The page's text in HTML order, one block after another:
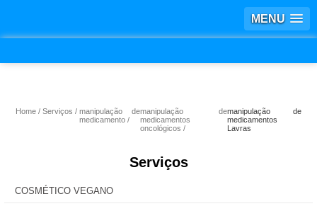
MENU
Home Serviços
manipulação de
medicamento
manipulação de
medicamentos
oncológicos
manipulação de
medicamentos
Lavras
Serviços
COSMÉTICO VEGANO